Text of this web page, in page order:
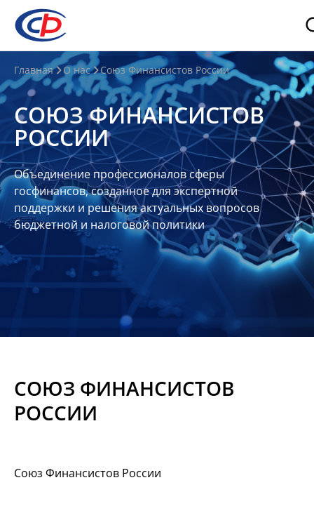
О
нас
О
СФР
Совет
Союза
Участники
Планы
отчеты
Контакты
Материалы
Главная О нас Союз Финансистов России
СОЮЗ ФИНАНСИСТОВ
РОССИИ
Объединение профессионалов сферы
госфинансов, созданное для экспертной
поддержки и решения актуальных вопросов
бюджетной и налоговой политики
СОЮЗ ФИНАНСИСТОВ
РОССИИ
Союз Финансистов России